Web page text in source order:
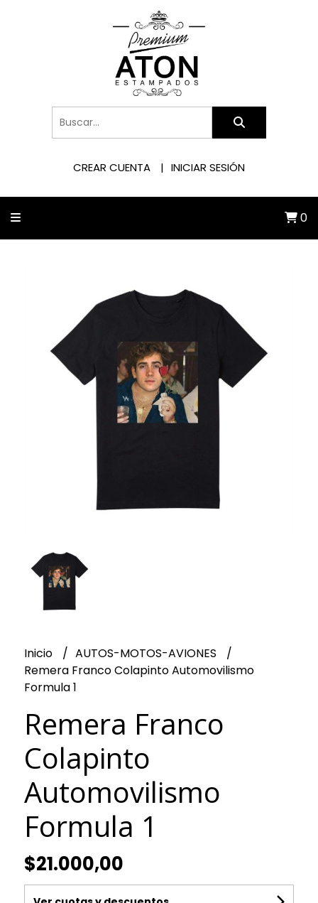
CREAR CUENTA INICIAR SESIÓN
0
Inicio
AUTOS-MOTOS-AVIONES
Remera Franco Colapinto Automovilismo
Formula 1
Remera Franco
Colapinto
Automovilismo
Formula 1
$21.000,00